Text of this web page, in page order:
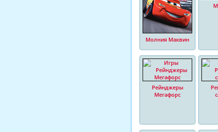
Молния Маквин
Рейнджеры
Мегафорс